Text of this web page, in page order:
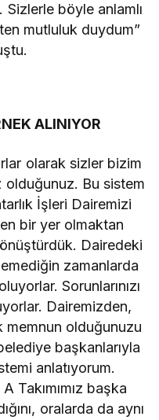
böyle anlamlı
mutluluk duydum”
ALINIYOR
olarak sizler bizim
olduğunuz. Bu sistem
İşleri Dairemizi
bir yer olmaktan
Dairedeki
zamanlarda
Sorunlarınızı
Dairemizden,
memnun olduğunuzu
başkanlarıyla
anlatıyorum.
Takımımız başka
oralarda da aynı